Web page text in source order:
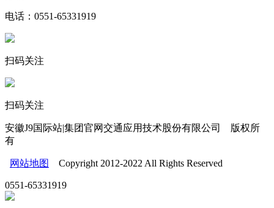
电话：0551-65331919
扫码关注
扫码关注
安徽J9国际站|集团官网交通应用技术股份有限公司 版权所
有
网站地图 Copyright 2012-2022 All Rights Reserved
0551-65331919